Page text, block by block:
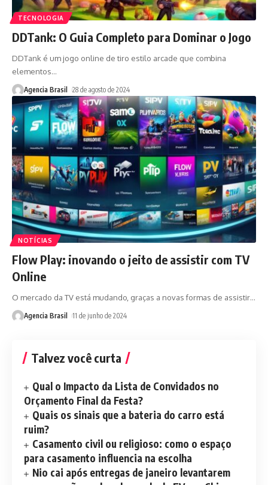
TECNOLOGIA
DDTank: O Guia Completo para Dominar o Jogo
DDTank é um jogo online de tiro estilo arcade que combina
elementos…
Agencia Brasil 28 de agosto de 2024
NOTÍCIAS
Flow Play: inovando o jeito de assistir com TV
Online
O mercado da TV está mudando, graças a novas formas de assistir…
Agencia Brasil 11 de junho de 2024
Talvez você curta
Qual o Impacto da Lista de Convidados no
Orçamento Final da Festa?
Quais os sinais que a bateria do carro está
ruim?
Casamento civil ou religioso: como o espaço
para casamento influencia na escolha
Nio cai após entregas de janeiro levantarem